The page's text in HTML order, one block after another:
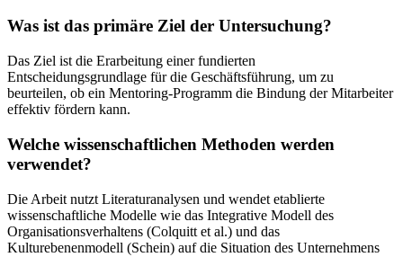
Was ist das primäre Ziel der Untersuchung?
Das Ziel ist die Erarbeitung einer fundierten
Entscheidungsgrundlage für die Geschäftsführung, um zu
beurteilen, ob ein Mentoring-Programm die Bindung der Mitarbeiter
effektiv fördern kann.
Welche wissenschaftlichen Methoden werden
verwendet?
Die Arbeit nutzt Literaturanalysen und wendet etablierte
wissenschaftliche Modelle wie das Integrative Modell des
Organisationsverhaltens (Colquitt et al.) und das
Kulturebenenmodell (Schein) auf die Situation des Unternehmens